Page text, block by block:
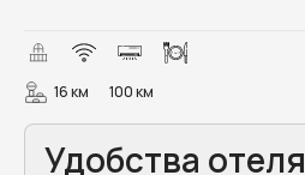
16 км 100 км
Удобства отеля